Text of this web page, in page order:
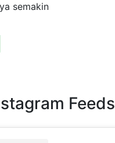
semakin
Feeds